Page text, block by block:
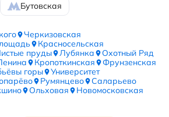
Бутовская
Черкизовская
Красносельская
пруды Лубянка
Охотный Ряд
Кропоткинская
Фрунзенская
горы
Университет
Румянцево
Саларьево
Ольховая
Новомосковская